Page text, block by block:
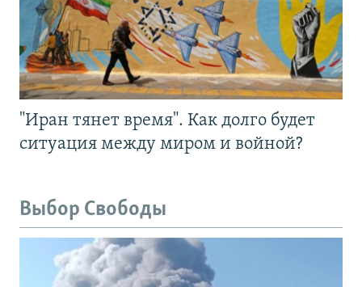
"Иран тянет время". Как долго будет
ситуация между миром и войной?
Выбор Свободы